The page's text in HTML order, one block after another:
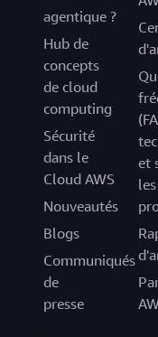
agentique ?
Hub de
concepts
de cloud
computing
Sécurité
dans le
Cloud AWS
Nouveautés
Blogs
Communiqués
de
presse
et
les